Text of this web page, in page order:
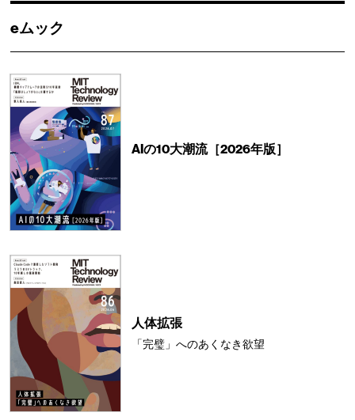
eムック
AIの10大潮流［2026年版］
人体拡張
「完璧」へのあくなき欲望